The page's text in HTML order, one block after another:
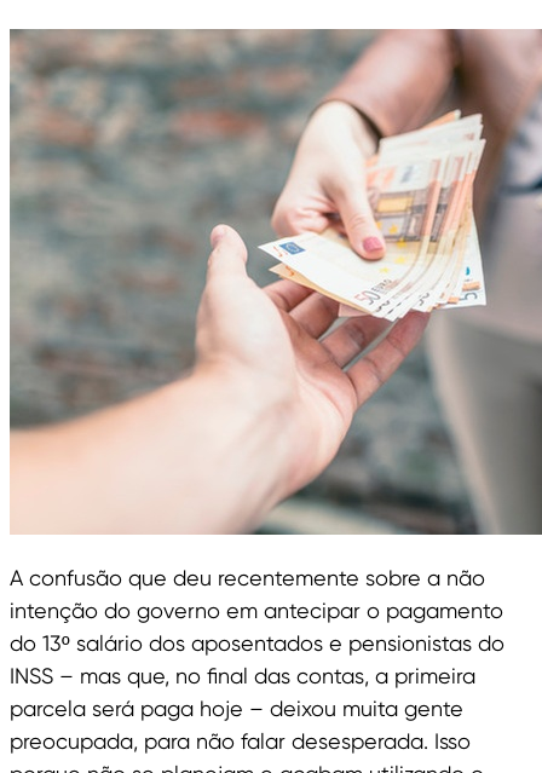
A confusão que deu recentemente sobre a não
intenção do governo em antecipar o pagamento
do 13º salário dos aposentados e pensionistas do
INSS – mas que, no final das contas, a primeira
parcela será paga hoje – deixou muita gente
preocupada, para não falar desesperada. Isso